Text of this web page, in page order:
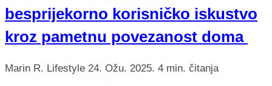
besprijekorno korisničko iskustvo
kroz pametnu povezanost doma
Marin R. Lifestyle 24. Ožu. 2025. 4 min. čitanja